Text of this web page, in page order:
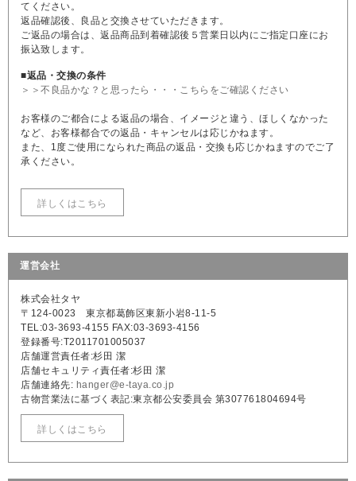
てください。
返品確認後、良品と交換させていただきます。
ご返品の場合は、返品商品到着確認後５営業日以内にご指定口座にお
振込致します。
■返品・交換の条件
＞＞不良品かな？と思ったら・・・こちらをご確認ください
お客様のご都合による返品の場合、イメージと違う、ほしくなかった
など、お客様都合での返品・キャンセルは応じかねます。
また、1度ご使用になられた商品の返品・交換も応じかねますのでご了
承ください。
詳しくはこちら
運営会社
株式会社タヤ
〒124-0023 東京都葛飾区東新小岩8-11-5
TEL:03-3693-4155 FAX:03-3693-4156
登録番号:T2011701005037
店舗運営責任者:杉田 潔
店舗セキュリティ責任者:杉田 潔
店舗連絡先: hanger@e-taya.co.jp
古物営業法に基づく表記:東京都公安委員会 第307761804694号
詳しくはこちら